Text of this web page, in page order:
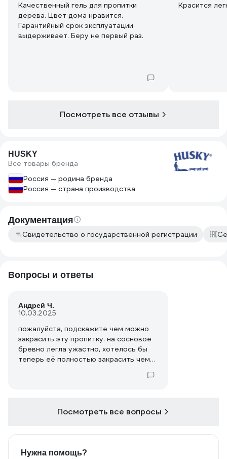
Качественный гель для пропитки
дерева. Цвет дома нравится.
Гарантийный срок эксплуатации
выдерживает. Беру не первый раз.
Красится
Посмотреть все отзывы
HUSKY
Все товары бренда
Россия — родина бренда
Россия — страна производства
Документация
Свидетельство о государственной регистрации
Вопросы и ответы
Андрей Ч.
10.03.2025
пожалуйста, подскажите чем можно
закрасить эту пропитку. на сосновое
бревно легла ужастно, хотелось бы
теперь её полностью закрасить чем
Посмотреть все вопросы
Нужна помощь?